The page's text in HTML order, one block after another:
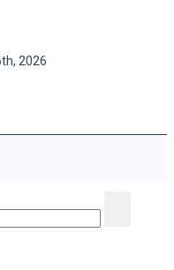
2026